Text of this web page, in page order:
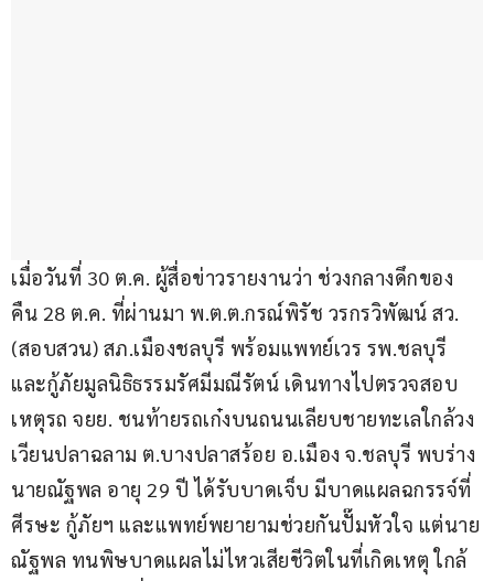
เมื่อวันที่ 30 ต.ค. ผู้สื่อข่าวรายงานว่า ช่วงกลางดึกของ
คืน 28 ต.ค. ที่ผ่านมา พ.ต.ต.กรณ์พิรัช วรกรวิพัฒน์ สว.
(สอบสวน) สภ.เมืองชลบุรี พร้อมแพทย์เวร รพ.ชลบุรี
และกู้ภัยมูลนิธิธรรมรัศมีมณีรัตน์ เดินทางไปตรวจสอบ
เหตุรถ จยย. ชนท้ายรถเก๋งบนถนนเลียบชายทะเลใกล้วง
เวียนปลาฉลาม ต.บางปลาสร้อย อ.เมือง จ.ชลบุรี พบร่าง
นายณัฐพล อายุ 29 ปี ได้รับบาดเจ็บ มีบาดแผลฉกรรจ์ที่
ศีรษะ กู้ภัยฯ และแพทย์พยายามช่วยกันปั๊มหัวใจ แต่นาย
ณัฐพล ทนพิษบาดแผลไม่ไหวเสียชีวิตในที่เกิดเหตุ ใกล้